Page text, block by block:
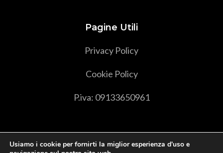
Pagine Utili
Privacy Policy
Cookie Policy
P.iva: 09133650961
Usiamo i cookie per fornirti la miglior esperienza d'uso e